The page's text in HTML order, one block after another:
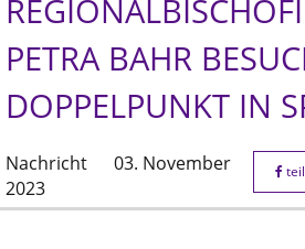
PETRA BAHR
DOPPELPUNKT IN
Nachricht
03. November
2023